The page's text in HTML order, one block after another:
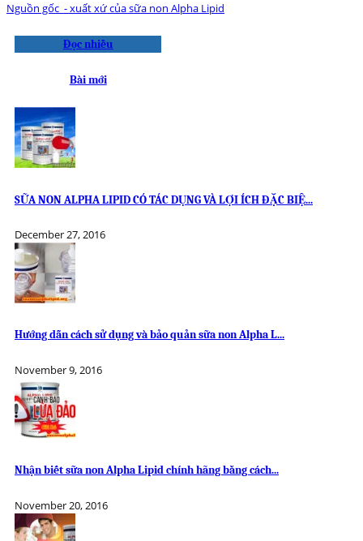
Nguồn gốc - xuất xứ của sữa non Alpha Lipid
Đọc nhiều
Bài mới
SỮA NON ALPHA LIPID CÓ TÁC DỤNG VÀ LỢI ÍCH ĐẶC BIỆ...
December 27, 2016
Hướng dẫn cách sử dụng và bảo quản sữa non Alpha L...
November 9, 2016
Nhận biết sữa non Alpha Lipid chính hãng bằng cách...
November 20, 2016